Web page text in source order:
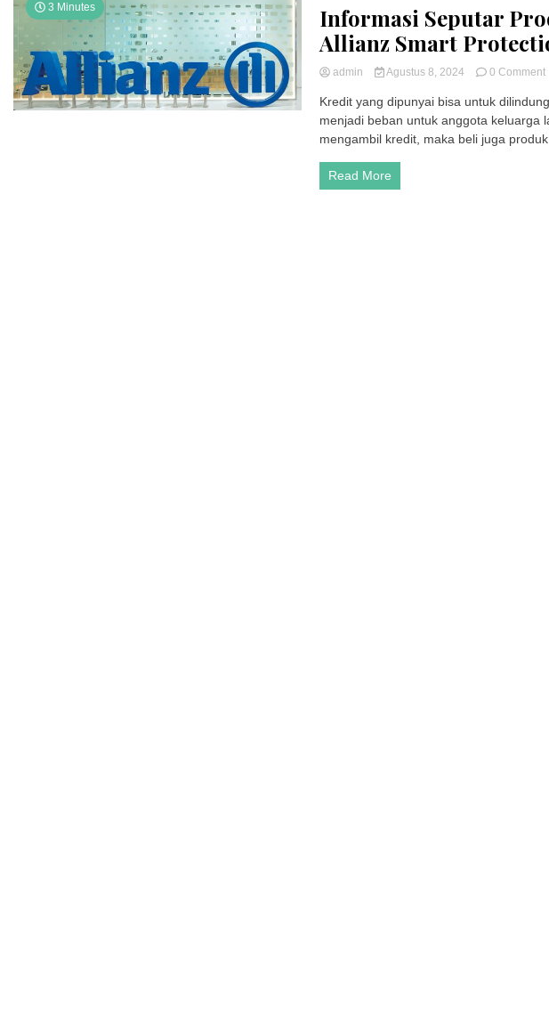
3 Minutes
Informasi Seputar
Allianz Smart
admin Agustus 8, 2024 0 Comment
Kredit yang dipunyai bisa untuk
menjadi beban untuk anggota keluarga
mengambil kredit, maka beli juga
Read More